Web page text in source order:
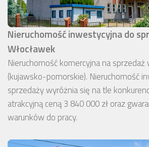
Nieruchomość inwestycyjna do
Włocławek
Nieruchomość komercyjna na sprzedaż
(kujawsko-pomorskie). Nieruchomość
sprzedaży wyróżnia się na tle
atrakcyjną ceną 3 840 000 zł oraz
warunków do pracy.